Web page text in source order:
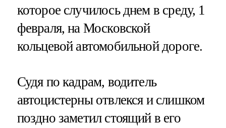
которое случилось днем в среду, 1
февраля, на Московской
кольцевой автомобильной дороге.
Судя по кадрам, водитель
автоцистерны отвлекся и слишком
поздно заметил стоящий в его